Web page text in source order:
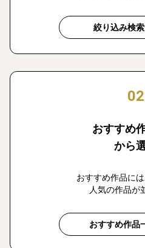
絞り込み検
02
おすすめ
から
おすすめ作品に
人気の作品が
おすすめ作品